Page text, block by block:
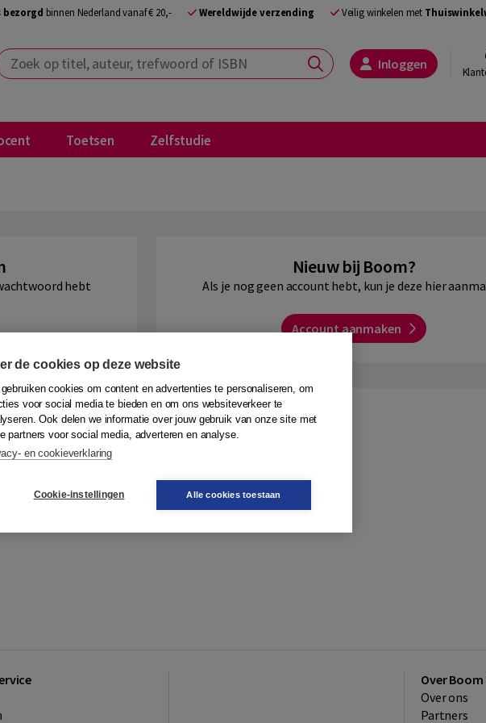
bezorgd binnen Nederland vanaf € 20,- Wereldwijde verzending Veilig winkelen met
op titel, auteur, trefwoord of ISBN Inloggen
Toetsen Zelfstudie
hebt
Nieuw bij Boom?
Als je nog geen account hebt, kun je deze hier
Account aanmaken
Over Boom
Over ons
Partners
de cookies op deze website
cookies om content en advertenties te personaliseren, om
voor social media te bieden en om ons websiteverkeer te
Ook delen we informatie over jouw gebruik van onze site met
partners voor social media, adverteren en analyse.
en cookieverklaring
Cookie-instellingen Alle cookies toestaan